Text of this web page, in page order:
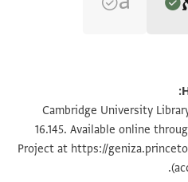
Texts and
(NY
Recto
. . . . . . . . . . . . . . . . . . . . . . . .
עדים וקנו [ממני מעכשיו
تكبير و تدوير
Cambridge University
16.145. Available online
Project athttps://